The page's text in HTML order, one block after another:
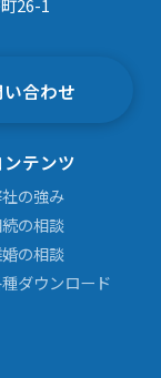
26-1
い合わせ
ンテンツ
の強み
の相談
の相談
ダウンロード